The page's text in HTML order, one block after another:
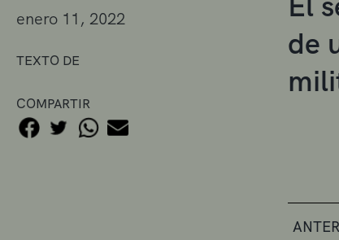
enero 11, 2022
TEXTO DE
COMPARTIR
de